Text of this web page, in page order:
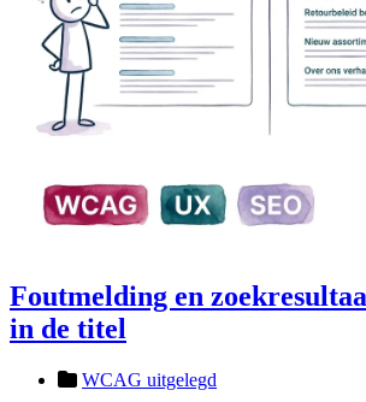
Foutmelding en
in de titel
WCAG uitgelegd